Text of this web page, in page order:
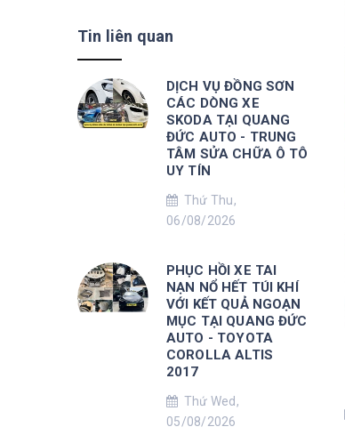
Tin liên quan
DỊCH VỤ ĐỒNG SƠN
CÁC DÒNG XE
SKODA TẠI QUANG
ĐỨC AUTO - TRUNG
TÂM SỬA CHỮA Ô TÔ
UY TÍN
Thứ Thu,
06/08/2026
PHỤC HỒI XE TAI
NẠN NỔ HẾT TÚI KHÍ
VỚI KẾT QUẢ NGOẠN
MỤC TẠI QUANG ĐỨC
AUTO - TOYOTA
COROLLA ALTIS
2017
Thứ Wed,
05/08/2026